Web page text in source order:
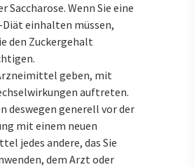
Saccharose. Wenn Sie eine
einhalten müssen,
den Zuckergehalt
geben, mit
auftreten.
deswegen generell vor der
mit einem neuen
jedes andere, das Sie
dem Arzt oder